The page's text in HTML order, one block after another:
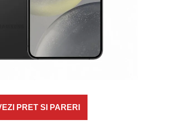
PRET SI PARERI